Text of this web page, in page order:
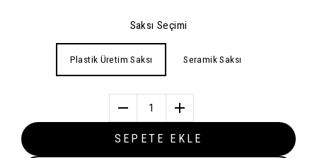
Saksı Seçimi
Plastik Üretim Saksı Seramik Saksı
1
SEPETE EKLE